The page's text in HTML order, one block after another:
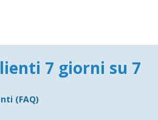
7 giorni su 7
(FAQ)